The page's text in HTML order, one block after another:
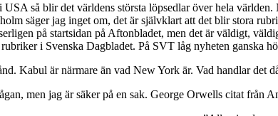
USA så blir det världens största löpsedlar över hela
säger jag inget om, det är självklart att det blir stora
på startsidan på Aftonbladet, men det är väldigt,
i Svenska Dagbladet. På SVT låg nyheten ganska
Kabul är närmare än vad New York är. Vad handlar det
men jag är säker på en sak. George Orwells citat från